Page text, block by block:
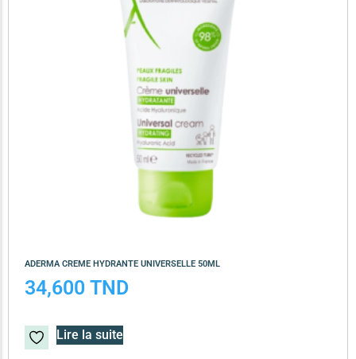
ADERMA CREME HYDRANTE UNIVERSELLE 50ML
34,600 TND
Lire la suite